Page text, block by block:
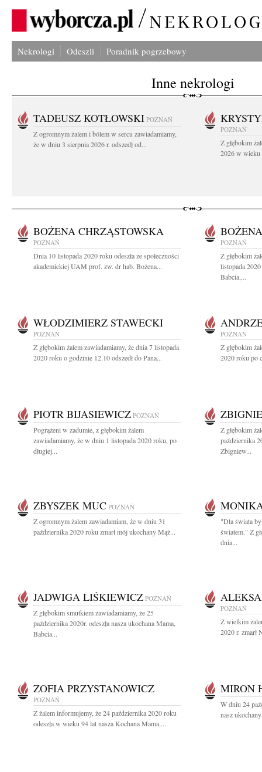
Nekrologi Odeszli Poradnik pogrzebowy
Inne nekrologi
TADEUSZ KOTŁOWSKI POZNAŃ
Z ogromnym żalem i bólem w sercu zawiadamiamy,
że w dniu 3 sierpnia 2026 r. odszedł od...
POZNAŃ
Z głębokim
2026 w wieku
BOŻENA CHRZĄSTOWSKA
POZNAŃ
Dnia 10 listopada 2020 roku odeszła ze społeczności
akademickiej UAM prof. zw. dr hab. Bożena...
POZNAŃ
Z głębokim
listopada 2020
Babcia,...
WŁODZIMIERZ STAWECKI
POZNAŃ
Z głębokim żalem zawiadamiamy, że dnia 7 listopada
2020 roku o godzinie 12.10 odszedł do Pana...
POZNAŃ
Z głębokim
2020 roku po
PIOTR BIJASIEWICZ POZNAŃ
Pogrążeni w zadumie, z głębokim żalem
zawiadamiamy, że w dniu 1 listopada 2020 roku, po
długiej...
Z głębokim
października
Zbigniew...
ZBYSZEK MUC POZNAŃ
Z ogromnym żalem zawiadamiam, że w dniu 31
października 2020 roku zmarł mój ukochany Mąż...
"Dla świata
światem." Z
dnia...
JADWIGA LIŚKIEWICZ POZNAŃ
Z głębokim smutkiem zawiadamiamy, że 25
października 2020r. odeszła nasza ukochana Mama,
Babcia...
POZNAŃ
Z wielkim
2020 r. zmarł
ZOFIA PRZYSTANOWICZ
POZNAŃ
Z żalem informujemy, że 24 października 2020 roku
odeszła w wieku 94 lat nasza Kochana Mama,...
MIRON
W dniu 24
nasz